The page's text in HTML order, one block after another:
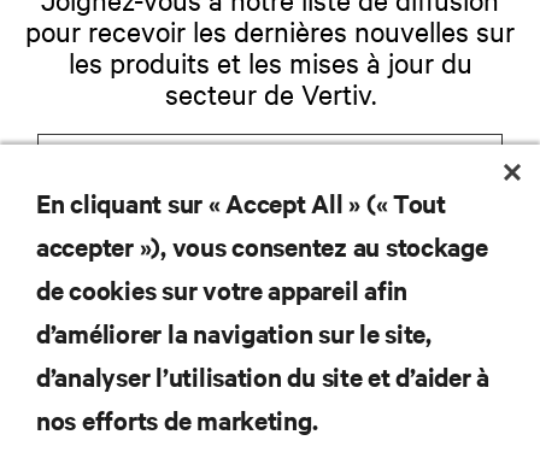
pour recevoir les dernières nouvelles sur
les produits et les mises à jour du
secteur de Vertiv.
S'INSCRIRE
RESSOURCES
En cliquant sur « Accept All » (« Tout
accepter »), vous consentez au stockage
de cookies sur votre appareil afin
d’améliorer la navigation sur le site,
d’analyser l’utilisation du site et d’aider à
nos efforts de marketing.